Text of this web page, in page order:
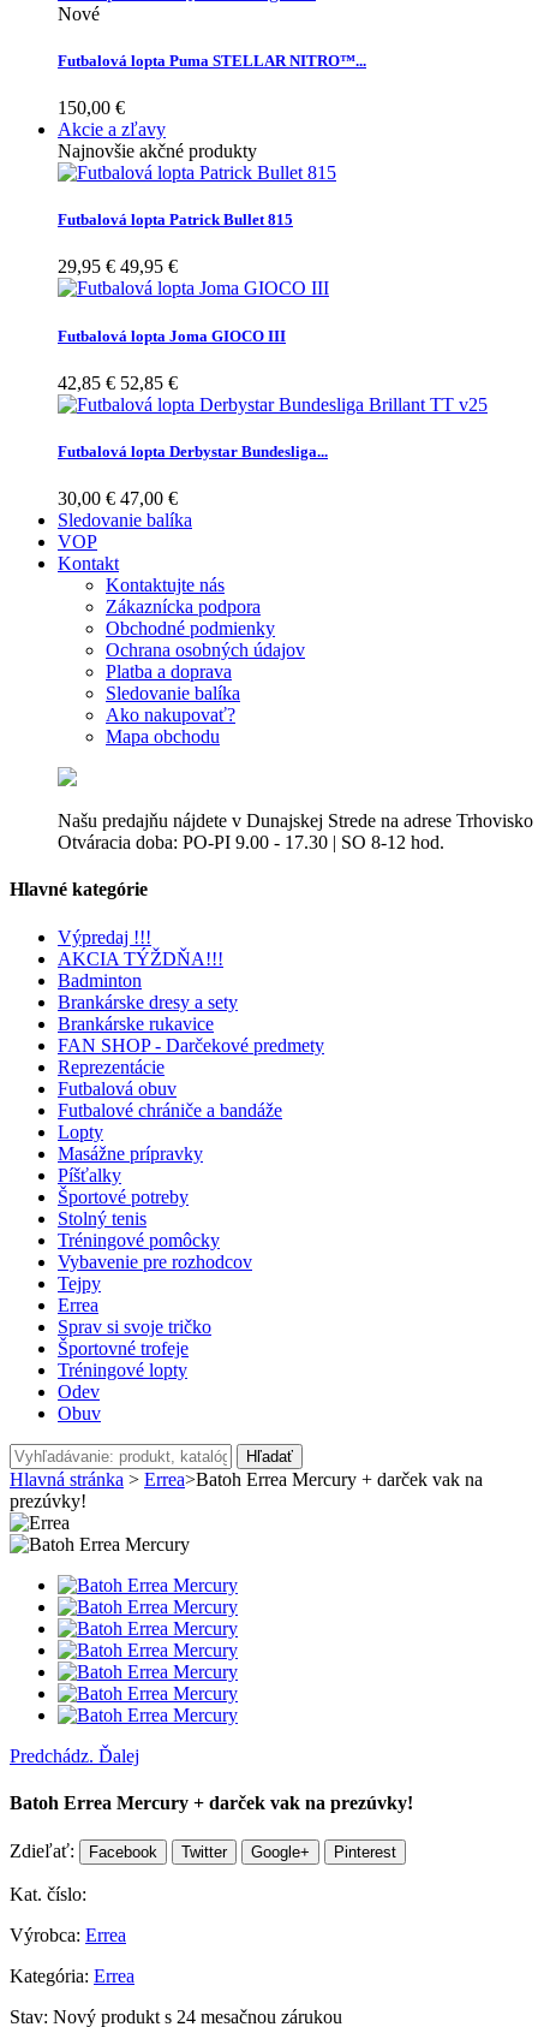
Nové
Futbalová lopta Puma STELLAR NITRO™...
150,00 €
Akcie a zľavy
Najnovšie akčné produkty
Futbalová lopta Patrick Bullet 815
29,95 € 49,95 €
Futbalová lopta Joma GIOCO III
42,85 € 52,85 €
Futbalová lopta Derbystar Bundesliga...
30,00 € 47,00 €
Sledovanie balíka
VOP
Kontakt
Kontaktujte nás
Zákaznícka podpora
Obchodné podmienky
Ochrana osobných údajov
Platba a doprava
Sledovanie balíka
Ako nakupovať?
Mapa obchodu
Našu predajňu nájdete v Dunajskej Strede na adrese Trhovisko
Otváracia doba: PO-PI 9.00 - 17.30 | SO 8-12 hod.
Hlavné kategórie
Výpredaj !!!
AKCIA TÝŽDŇA!!!
Badminton
Brankárske dresy a sety
Brankárske rukavice
FAN SHOP - Darčekové predmety
Reprezentácie
Futbalová obuv
Futbalové chrániče a bandáže
Lopty
Masážne prípravky
Píšťalky
Športové potreby
Stolný tenis
Tréningové pomôcky
Vybavenie pre rozhodcov
Tejpy
Errea
Sprav si svoje tričko
Športovné trofeje
Tréningové lopty
Odev
Obuv
Hľadať
Hlavná stránka > Errea>Batoh Errea Mercury + darček vak na
prezúvky!
Predchádz. Ďalej
Batoh Errea Mercury + darček vak na prezúvky!
Zdieľať: Facebook Twitter Google+ Pinterest
Kat. číslo:
Výrobca: Errea
Kategória: Errea
Stav: Nový produkt s 24 mesačnou zárukou